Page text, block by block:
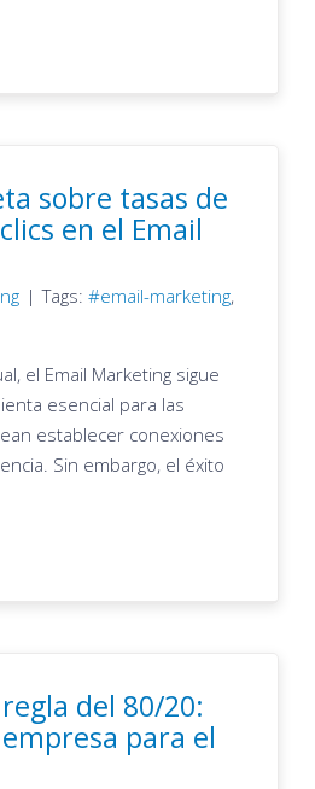
sobre tasas de
en el Email
| Tags: email-marketing,
el Email Marketing sigue
esencial para las
establecer conexiones
Sin embargo, el éxito
del 80/20:
para el